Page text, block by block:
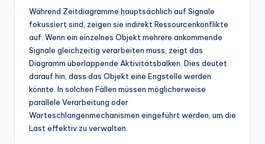
Während Zeitdiagramme hauptsächlich auf Signale
fokussiert sind, zeigen sie indirekt Ressourcenkonflikte
auf. Wenn ein einzelnes Objekt mehrere ankommende
Signale gleichzeitig verarbeiten muss, zeigt das
Diagramm überlappende Aktivitätsbalken. Dies deutet
darauf hin, dass das Objekt eine Engstelle werden
könnte. In solchen Fällen müssen möglicherweise
parallele Verarbeitung oder
Warteschlangenmechanismen eingeführt werden, um die
Last effektiv zu verwalten.